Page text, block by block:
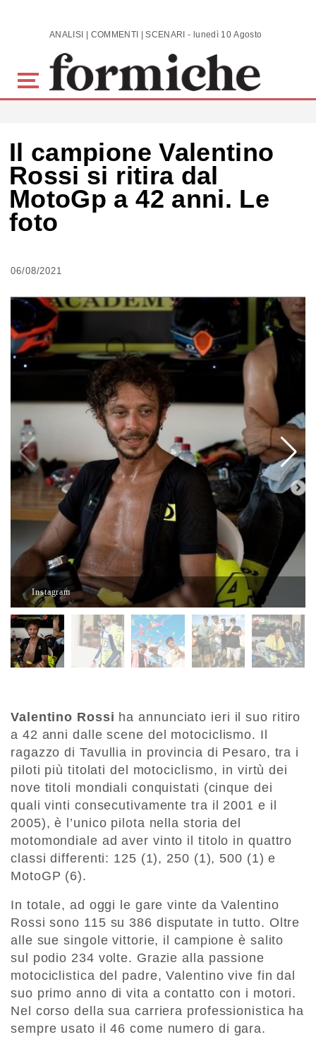
Skip to main content ANALISI | COMMENTI | SCENARI - lunedì 10 Agosto 2026
Il campione Valentino
Rossi si ritira dal
MotoGp a 42 anni. Le
foto
06/08/2021
Instagram
Valentino Rossi ha annunciato ieri il suo ritiro
a 42 anni dalle scene del motociclismo. Il
ragazzo di Tavullia in provincia di Pesaro, tra i
piloti più titolati del motociclismo, in virtù dei
nove titoli mondiali conquistati (cinque dei
quali vinti consecutivamente tra il 2001 e il
2005), è l’unico pilota nella storia del
motomondiale ad aver vinto il titolo in quattro
classi differenti: 125 (1), 250 (1), 500 (1) e
MotoGP (6).
In totale, ad oggi le gare vinte da Valentino
Rossi sono 115 su 386 disputate in tutto. Oltre
alle sue singole vittorie, il campione è salito
sul podio 234 volte. Grazie alla passione
motociclistica del padre, Valentino vive fin dal
suo primo anno di vita a contatto con i motori.
Nel corso della sua carriera professionistica ha
sempre usato il 46 come numero di gara.